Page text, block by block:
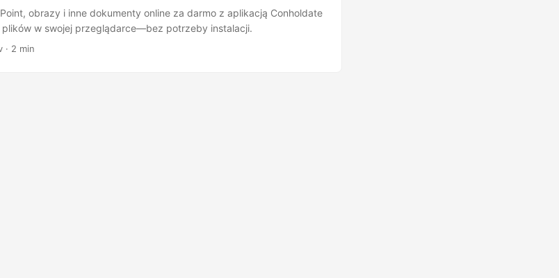
obrazy i inne dokumenty online za darmo z aplikacją Conholdate
plików w swojej przeglądarce—bez potrzeby instalacji.
· 2 min